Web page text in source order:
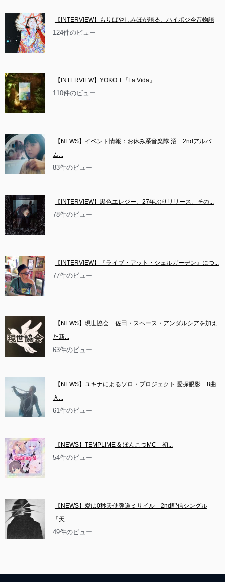
【INTERVIEW】もりばやしみほが語る、ハイポジ今昔物語
124件のビュー
【INTERVIEW】YOKO.T『La Vida』
110件のビュー
【NEWS】イベント情報：お休み系音楽隊 沼　2ndアルバ
ム...
83件のビュー
【INTERVIEW】黒色エレジー、27年ぶりリリース。その...
78件のビュー
【INTERVIEW】『ライブ・アット・シェルガーデン』につ...
77件のビュー
【NEWS】現世協会　佐田・スペース・アンダルシアを加え
た新...
63件のビュー
【NEWS】ユキナによるソロ・プロジェクト 愛探眼影　8曲
入...
61件のビュー
【NEWS】TEMPLIME & ぽんこつMC　初...
54件のビュー
【NEWS】愛は0秒天使弾道ミサイル　2nd配信シングル
「天...
49件のビュー